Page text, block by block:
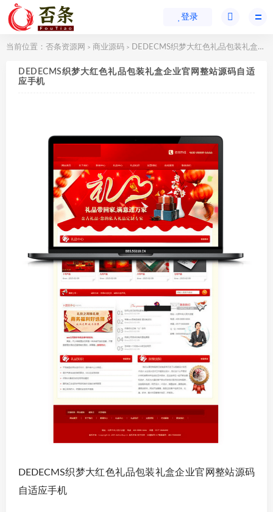
登录
当前位置： 否条资源网 > 商业源码 > DEDECMS织梦大红色礼品包装礼盒企业官网整站源码自适应手机
DEDECMS织梦大红色礼品包装礼盒企业官网整站源码自适
应手机
DEDECMS织梦大红色礼品包装礼盒企业官网整站源码
自适应手机